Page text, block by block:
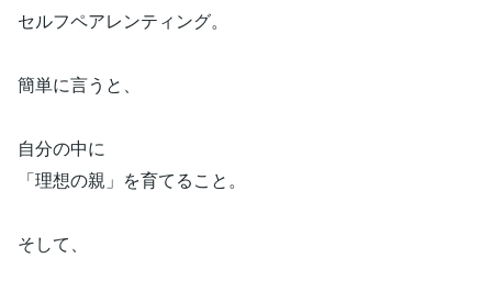
セルフペアレンティング。
簡単に言うと、
自分の中に
「理想の親」を育てること。
そして、